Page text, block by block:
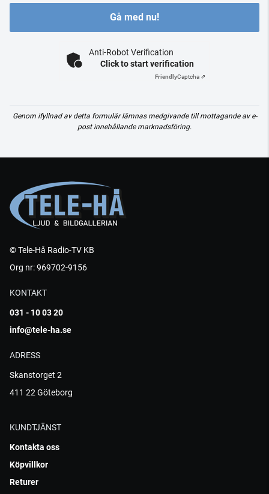
Gå med nu!
Anti-Robot Verification
Click to start verification
FriendlyCaptcha ⇗
Genom ifyllnad av detta formulär lämnas medgivande till mottagande av e-
post innehållande marknadsföring.
© Tele-Hå Radio-TV KB
Org nr: 969702-9156
KONTAKT
031 - 10 03 20
info@tele-ha.se
ADRESS
Skanstorget 2
411 22 Göteborg
KUNDTJÄNST
Kontakta oss
Köpvillkor
Returer